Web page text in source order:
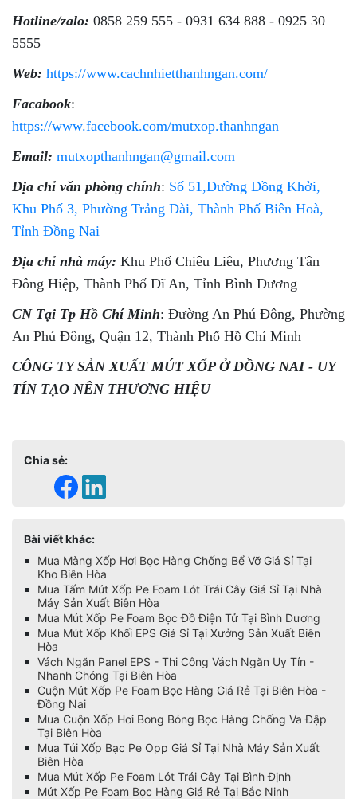
Hotline/zalo: 0858 259 555 - 0931 634 888 - 0925 30
5555
Web: https://www.cachnhietthanhngan.com/
Facabook:
https://www.facebook.com/mutxop.thanhngan
Email: mutxopthanhngan@gmail.com
Địa chỉ văn phòng chính: Số 51,Đường Đồng Khởi,
Khu Phố 3, Phường Trảng Dài, Thành Phố Biên Hoà,
Tỉnh Đồng Nai
Địa chỉ nhà máy: Khu Phố Chiêu Liêu, Phương Tân
Đông Hiệp, Thành Phố Dĩ An, Tỉnh Bình Dương
CN Tại Tp Hồ Chí Minh: Đường An Phú Đông, Phường
An Phú Đông, Quận 12, Thành Phố Hồ Chí Minh
CÔNG TY SẢN XUẤT MÚT XỐP Ở ĐỒNG NAI - UY
TÍN TẠO NÊN THƯƠNG HIỆU
Chia sẻ:
Bài viết khác:
Mua Màng Xốp Hơi Bọc Hàng Chống Bể Vỡ Giá Sỉ Tại
Kho Biên Hòa
Mua Tấm Mút Xốp Pe Foam Lót Trái Cây Giá Sỉ Tại Nhà
Máy Sản Xuất Biên Hòa
Mua Mút Xốp Pe Foam Bọc Đồ Điện Tử Tại Bình Dương
Mua Mút Xốp Khối EPS Giá Sỉ Tại Xưởng Sản Xuất Biên
Hòa
Vách Ngăn Panel EPS - Thi Công Vách Ngăn Uy Tín -
Nhanh Chóng Tại Biên Hòa
Cuộn Mút Xốp Pe Foam Bọc Hàng Giá Rẻ Tại Biên Hòa -
Đồng Nai
Mua Cuộn Xốp Hơi Bong Bóng Bọc Hàng Chống Va Đập
Tại Biên Hòa
Mua Túi Xốp Bạc Pe Opp Giá Sỉ Tại Nhà Máy Sản Xuất
Biên Hòa
Mua Mút Xốp Pe Foam Lót Trái Cây Tại Bình Định
Mút Xốp Pe Foam Bọc Hàng Giá Rẻ Tại Bắc Ninh